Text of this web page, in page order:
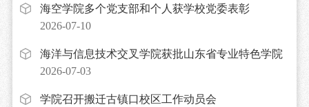
海空学院多个党支部和个人获学校党委表彰
2026-07-10
海洋与信息技术交叉学院获批山东省专业特色学院
2026-07-03
学院召开搬迁古镇口校区工作动员会